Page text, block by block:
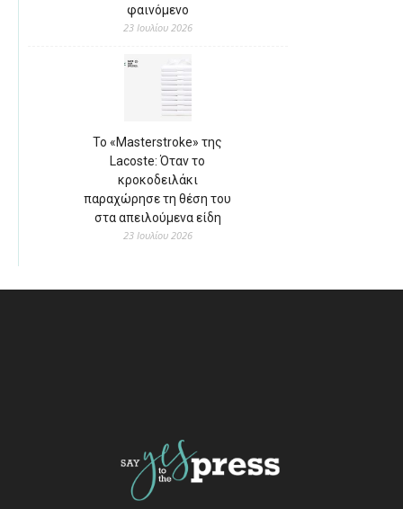
φαινόμενο
23 Ιουλίου 2026
Το «Masterstroke» της
Lacoste: Όταν το
κροκοδειλάκι
παραχώρησε τη θέση του
στα απειλούμενα είδη
23 Ιουλίου 2026